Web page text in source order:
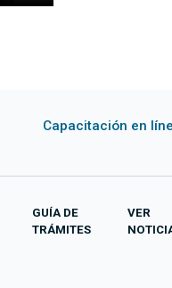
Capacitación en
GUÍA DE
TRÁMITES
VER